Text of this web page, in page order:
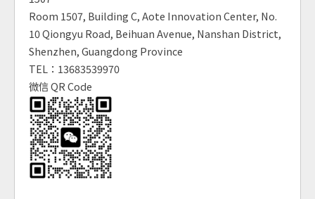
Room 1507, Building C, Aote Innovation Center, No.
10 Qiongyu Road, Beihuan Avenue, Nanshan District,
Shenzhen, Guangdong Province
TEL：13683539970
微信 QR Code